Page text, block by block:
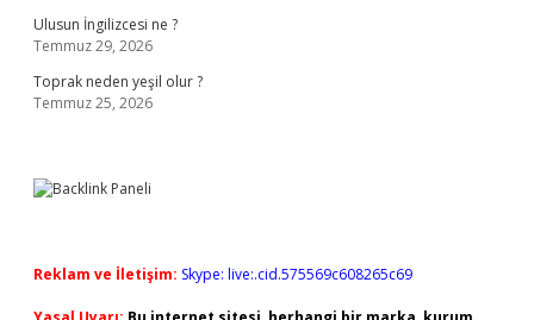
Ulusun İngilizcesi ne ?
Temmuz 29, 2026
Toprak neden yeşil olur ?
Temmuz 25, 2026
Reklam ve İletişim: Skype: live:.cid.575569c608265c69